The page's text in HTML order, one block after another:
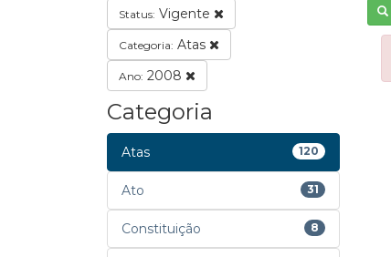
Status: Vigente
Categoria: Atas
Ano: 2008
Categoria
Atas 120
Ato 31
Constituição 8